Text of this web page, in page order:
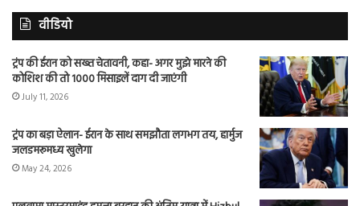
वीडियो
ट्रंप की ईरान को सख्त चेतावनी, कहा- अगर मुझे मारने की
कोशिश की तो 1000 मिसाइलें दाग दी जाएंगी
July 11, 2026
ट्रंप का बड़ा ऐलान- ईरान के साथ समझौता लगभग तय, हार्मुज
जलडमरूमध्य खुलेगा
May 24, 2026